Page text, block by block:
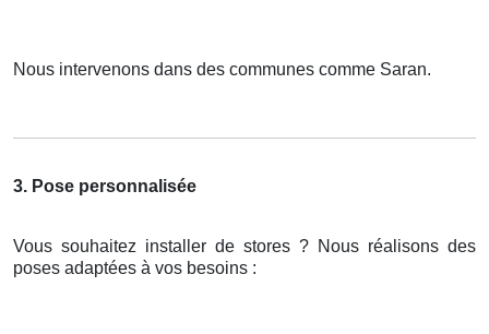
Nous intervenons dans des communes comme Saran.
3. Pose personnalisée
Vous souhaitez installer de stores ? Nous réalisons des
poses adaptées à vos besoins :